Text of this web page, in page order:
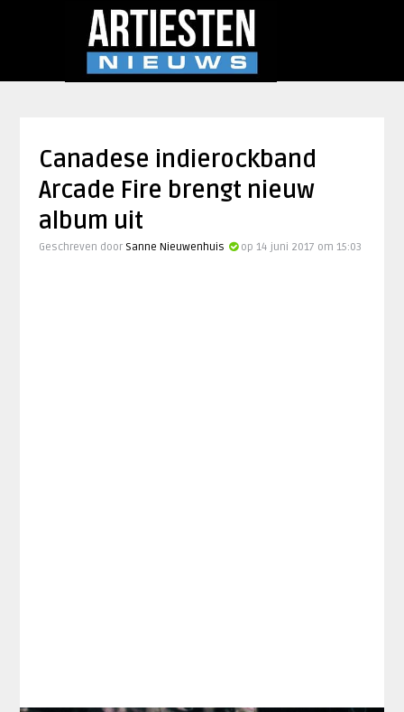
Canadese indierockband
Arcade Fire brengt nieuw
album uit
Geschreven door Sanne Nieuwenhuis op 14 juni 2017 om 15:03